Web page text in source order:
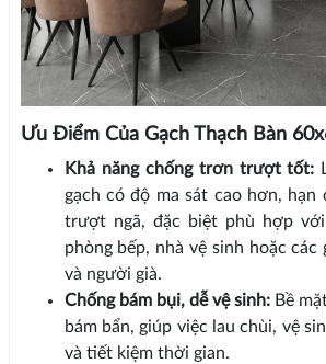
Ưu Điểm Của Gạch Thạch Bàn
Khả năng chống trơn trượt tốt:
gạch có độ ma sát cao hơn, hạn
trượt ngã, đặc biệt phù hợp
phòng bếp, nhà vệ sinh hoặc
và người già.
Chống bám bụi, dễ vệ sinh:Bề
bám bẩn, giúp việc lau chùi, vệ
và tiết kiệm thời gian.